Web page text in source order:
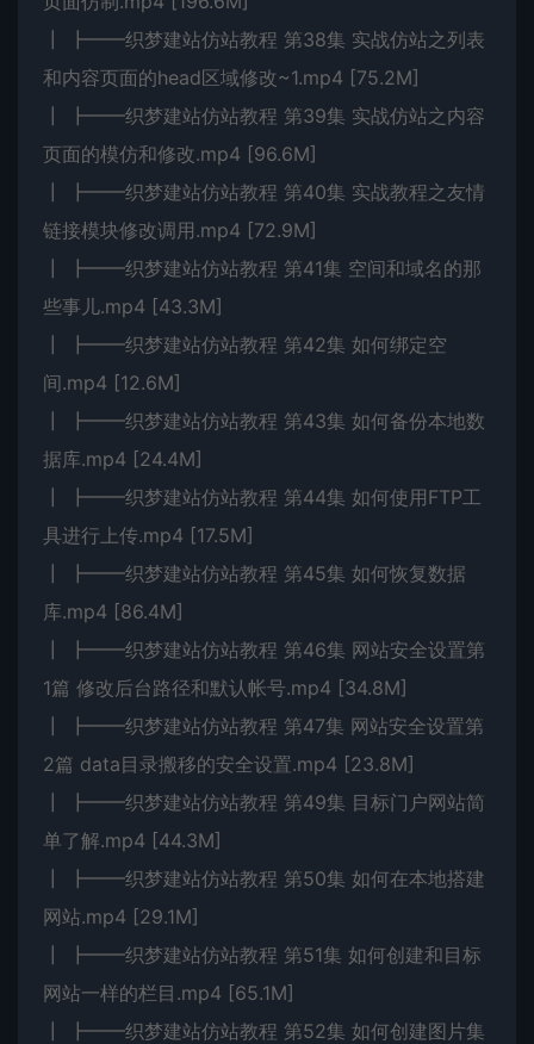
┃ ┣━━织梦建站仿站教程 第38集 实战仿站之列表
和内容页面的head区域修改~1.mp4 [75.2M]
┃ ┣━━织梦建站仿站教程 第39集 实战仿站之内容
页面的模仿和修改.mp4 [96.6M]
┃ ┣━━织梦建站仿站教程 第40集 实战教程之友情
链接模块修改调用.mp4 [72.9M]
┃ ┣━━织梦建站仿站教程 第41集 空间和域名的那
些事儿.mp4 [43.3M]
┃ ┣━━织梦建站仿站教程 第42集 如何绑定空
间.mp4 [12.6M]
┃ ┣━━织梦建站仿站教程 第43集 如何备份本地数
据库.mp4 [24.4M]
┃ ┣━━织梦建站仿站教程 第44集 如何使用FTP工
具进行上传.mp4 [17.5M]
┃ ┣━━织梦建站仿站教程 第45集 如何恢复数据
库.mp4 [86.4M]
┃ ┣━━织梦建站仿站教程 第46集 网站安全设置第
1篇 修改后台路径和默认帐号.mp4 [34.8M]
┃ ┣━━织梦建站仿站教程 第47集 网站安全设置第
2篇 data目录搬移的安全设置.mp4 [23.8M]
┃ ┣━━织梦建站仿站教程 第49集 目标门户网站简
单了解.mp4 [44.3M]
┃ ┣━━织梦建站仿站教程 第50集 如何在本地搭建
网站.mp4 [29.1M]
┃ ┣━━织梦建站仿站教程 第51集 如何创建和目标
网站一样的栏目.mp4 [65.1M]
┃ ┣━━织梦建站仿站教程 第52集 如何创建图片集